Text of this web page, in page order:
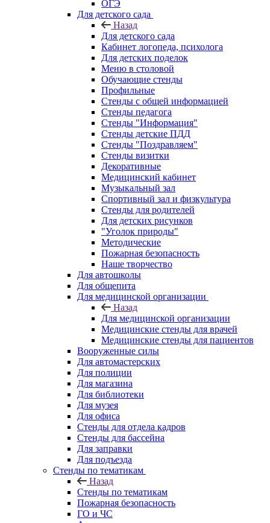
ОГЭ
Для детского сада
Назад
Для детского сада
Кабинет логопеда, психолога
Для детских поделок
Меню в столовой
Обучающие стенды
Профильные
Стенды с общей информацией
Стенды педагога
Стенды "Информация"
Стенды детские ПДД
Стенды "Поздравляем"
Стенды визитки
Декоративные
Медицинский кабинет
Музыкальный зал
Спортивный зал и физкультура
Стенды для родителей
Для детских рисунков
"Уголок природы"
Методические
Пожарная безопасность
Наше творчество
Для автошколы
Для общепита
Для медицинской организации
Назад
Для медицинской организации
Медицинские стенды для врачей
Медицинские стенды для пациентов
Вооруженные силы
Для автомастерских
Для полиции
Для магазина
Для библиотеки
Для музея
Для офиса
Стенды для отдела кадров
Стенды для бассейна
Для заправки
Для подъезда
Стенды по тематикам
Назад
Стенды по тематикам
Пожарная безопасность
ГО и ЧС